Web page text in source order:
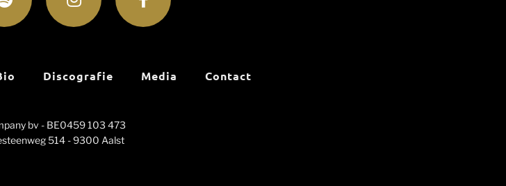
Discografie Media Contact
bv - BE0459 103 473
514 - 9300 Aalst